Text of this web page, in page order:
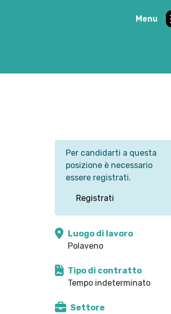
Menu
Per candidarti a questa
posizione è necessario
essere registrati.
Registrati
Luogo di lavoro
Polaveno
Tipo di contratto
Tempo indeterminato
Settore